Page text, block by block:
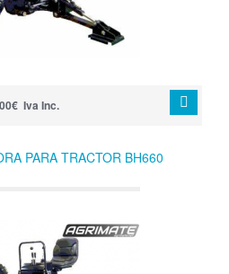
Iva Inc.
PARA TRACTOR BH660